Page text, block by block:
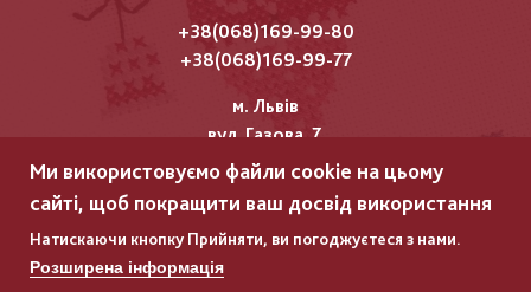
+38(068)169-99-80
+38(068)169-99-77
м. Львів
вул. Газова, 7
Всі права захищені "Мережка"
Copyright © 2025
Ми використовуємо файли cookie на цьому
сайті, щоб покращити ваш досвід використання
Натискаючи кнопку Прийняти, ви погоджуєтеся з нами.
Розширена інформація